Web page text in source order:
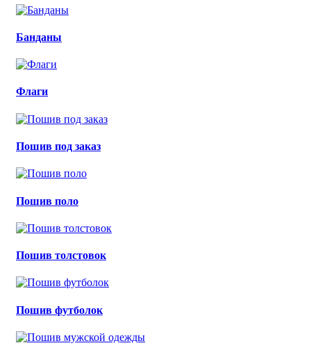
Банданы
Флаги
Пошив под заказ
Пошив поло
Пошив толстовок
Пошив футболок